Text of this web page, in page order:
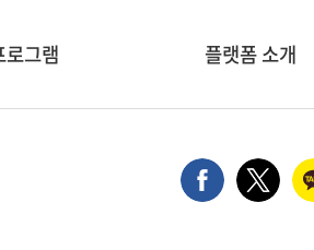
로그램 플랫폼 소개
참여기관소개
플랫폼 활용 사례